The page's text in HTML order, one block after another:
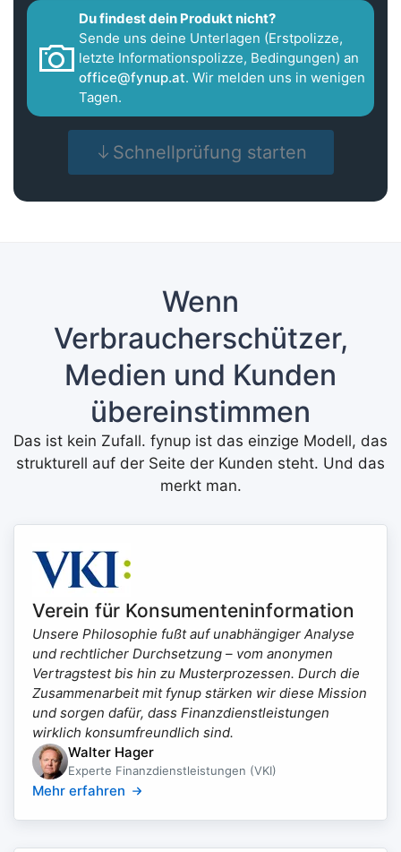
Du findest dein Produkt nicht?
Sende uns deine Unterlagen (Erstpolizze,
letzte Informationspolizze, Bedingungen) an
office@fynup.at. Wir melden uns in wenigen
Tagen.
Schnellprüfung starten
Wenn
Verbraucherschützer,
Medien und Kunden
übereinstimmen
Das ist kein Zufall. fynup ist das einzige Modell, das
strukturell auf der Seite der Kunden steht. Und das
merkt man.
Verein für Konsumenteninformation
Unsere Philosophie fußt auf unabhängiger Analyse
und rechtlicher Durchsetzung – vom anonymen
Vertragstest bis hin zu Musterprozessen. Durch die
Zusammenarbeit mit fynup stärken wir diese Mission
und sorgen dafür, dass Finanzdienstleistungen
wirklich konsumfreundlich sind.
Walter Hager
Experte Finanzdienstleistungen (VKI)
Mehr erfahren